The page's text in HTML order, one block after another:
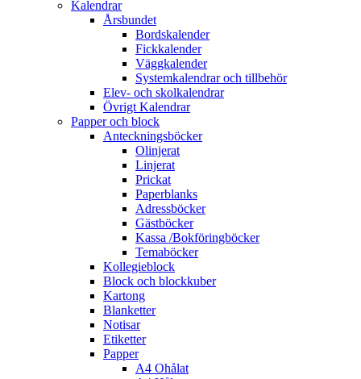
Kalendrar
Årsbundet
Bordskalender
Fickkalender
Väggkalender
Systemkalendrar och tillbehör
Elev- och skolkalendrar
Övrigt Kalendrar
Papper och block
Anteckningsböcker
Olinjerat
Linjerat
Prickat
Paperblanks
Adressböcker
Gästböcker
Kassa /Bokföringböcker
Temaböcker
Kollegieblock
Block och blockkuber
Kartong
Blanketter
Notisar
Etiketter
Papper
A4 Ohålat